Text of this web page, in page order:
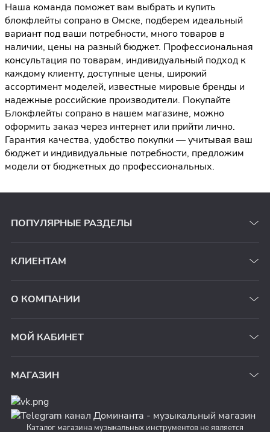
Наша команда поможет вам выбрать и купить
блокфлейты сопрано в Омске, подберем идеальный
вариант под ваши потребности, много товаров в
наличии, цены на разный бюджет. Профессиональная
консультация по товарам, индивидуальный подход к
каждому клиенту, доступные цены, широкий
ассортимент моделей, известные мировые бренды и
надежные российские производители. Покупайте
Блокфлейты сопрано в нашем магазине, можно
оформить заказ через интернет или прийти лично.
Гарантия качества, удобство покупки — учитывая ваш
бюджет и индивидуальные потребности, предложим
модели от бюджетных до профессиональных.
ПОПУЛЯРНЫЕ РАЗДЕЛЫ
КЛИЕНТАМ
О КОМПАНИИ
МОЙ КАБИНЕТ
МАГАЗИН
Каталог магазина музыкальных инструментов не является